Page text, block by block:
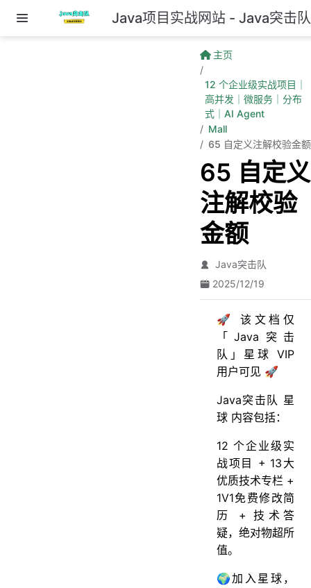
跳至主要內容 Java项目实战网站 - Java突击队
主页
12 个企业级实战项目｜
高并发｜微服务｜分布
式｜AI Agent
Mall
65 自定义注解校验金额
65 自定义
注解校验
金额
Java突击队
2025/12/19
🚀 该文档仅
「Java突击
队」星球 VIP
用户可见 🚀
Java突击队 星
球 内容包括：
12 个企业级实
战项目 + 13大
优质技术专栏 +
1V1免费修改简
历 + 技术答
疑，绝对物超所
值。
🌍加入星球，